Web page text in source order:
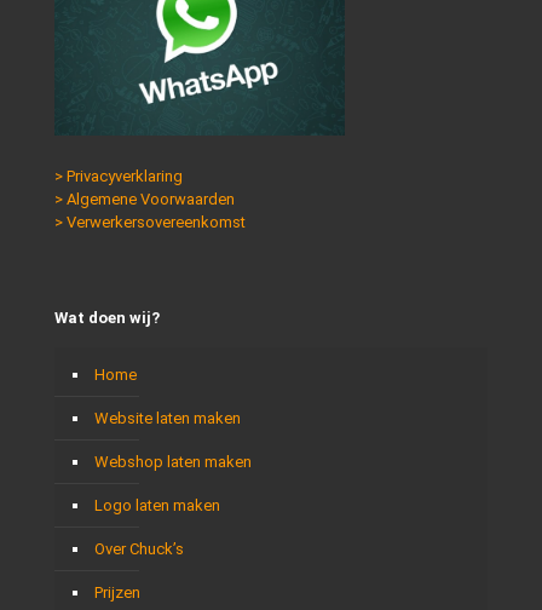
> Privacyverklaring
> Algemene Voorwaarden
> Verwerkersovereenkomst
Wat doen wij?
Home
Website laten maken
Webshop laten maken
Logo laten maken
Over Chuck’s
Prijzen